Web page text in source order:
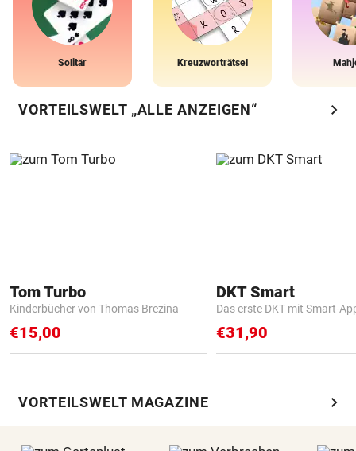
Solitär Kreuzworträtsel
VORTEILSWELT „ALLE ANZEIGEN“ chevron_right
Tom Turbo
Kinderbücher von Thomas Brezina
€15,00
DKT Smart
Das erste DKT mit Smart-
€31,90
VORTEILSWELT MAGAZINE chevron_right